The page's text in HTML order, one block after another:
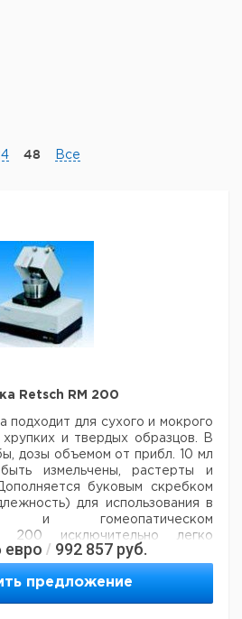
48 Все
Retsch RM 200
подходит для сухого и мокрого
хрупких и твердых образцов. В
дозы объемом от прибл. 10 мл
измельчены, растерты и
буковым скребком
для использования в
и гомеопатическом
200 исключительно легко
Цифровой контроль времени
нагрузки, шкала для
песта, встроенное
и быстрая остановка
евро / 992 857 руб.
предложение